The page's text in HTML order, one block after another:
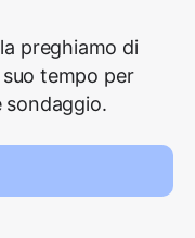
preghiamo di
tempo per
sondaggio.